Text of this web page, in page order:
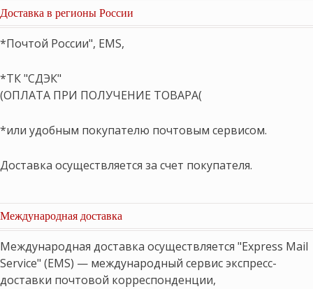
Доставка в регионы России
*Почтой России", EMS,
*ТК "СДЭК"
(ОПЛАТА ПРИ ПОЛУЧЕНИЕ ТОВАРА(
*или удобным покупателю почтовым сервисом.
Доставка осуществляется за счет покупателя.
Международная доставка
Международная доставка осуществляется "Express Mail
Service" (EMS) — международный сервис экспресс-
доставки почтовой корреспонденции,